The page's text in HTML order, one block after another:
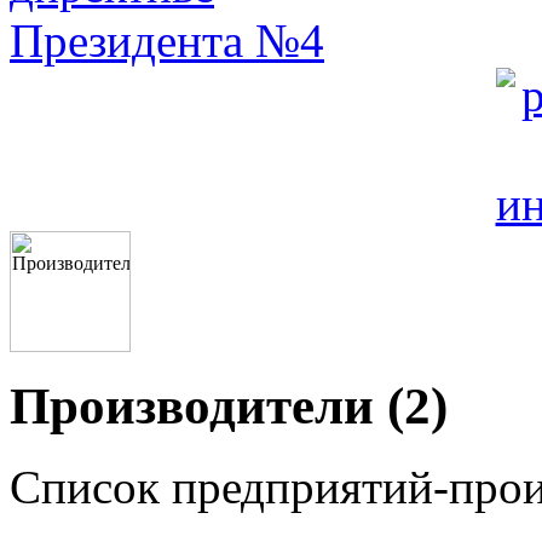
Производители (2)
Список предприятий-